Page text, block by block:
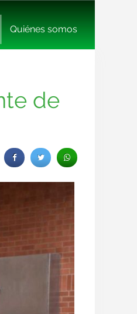
Quiénes somos
de